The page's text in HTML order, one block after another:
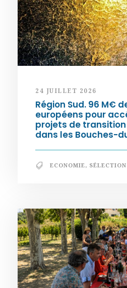
24 JUILLET 2026
Région Sud. 96 M€
européens pour
projets de
dans les Bouches-
ECONOMIE, SÉLECTION